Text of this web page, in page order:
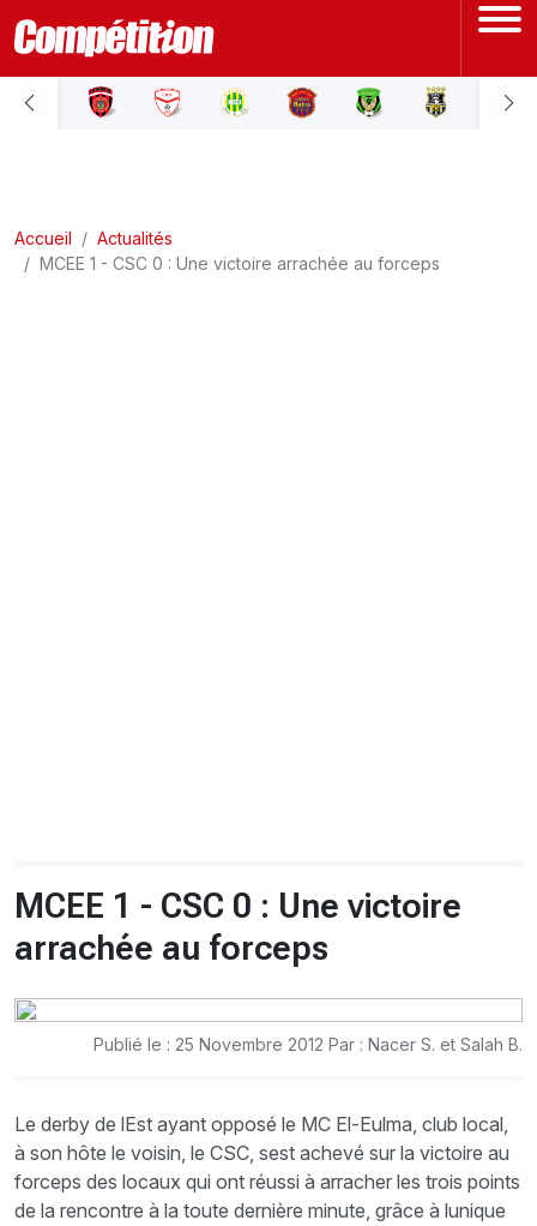
ACCUEIL
LIGUE 2
Accueil
Actualités
MCEE 1 - CSC 0 : Une victoire arrachée au forceps
MCEE 1 - CSC 0 : Une victoire
arrachée au forceps
Publié le : 25 Novembre 2012 Par : Nacer S. et Salah B.
Le derby de lEst ayant opposé le MC El-Eulma, club local,
à son hôte le voisin, le CSC, sest achevé sur la victoire au
forceps des locaux qui ont réussi à arracher les trois points
de la rencontre à la toute dernière minute, grâce à lunique